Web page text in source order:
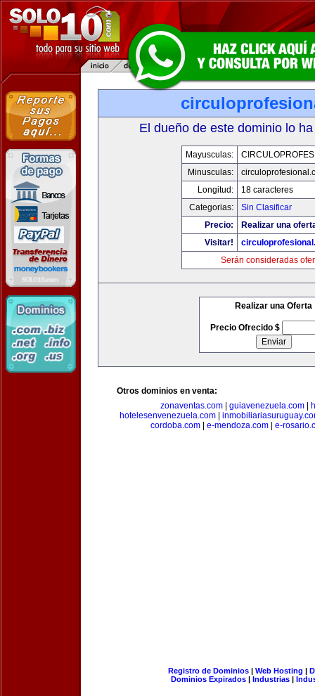
El dueño de este dominio lo
Mayusculas:
Minusculas:
Longitud:
18 caracteres
Categorias:
Sin Clasificar
Precio:
Realizar una
Visitar!
Serán consideradas
Realizar una Oferta
Precio Ofrecido $
Otros dominios en venta:
zonaventas.com| guiavenezuela.com|
hotelesenvenezuela.com
cordoba.com| e-mendoza.com| e-
Registro de Dominios| Web Hosting |
Dominios Expirados | Industrias |